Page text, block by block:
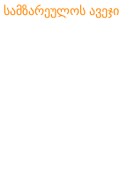
სამზარეულოს ავეჯი